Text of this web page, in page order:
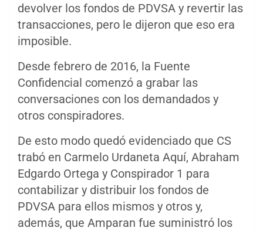
devolver los fondos de PDVSA y revertir las
transacciones, pero le dijeron que eso era
imposible.
Desde febrero de 2016, la Fuente
Confidencial comenzó a grabar las
conversaciones con los demandados y
otros conspiradores.
De esto modo quedó evidenciado que CS
trabó en Carmelo Urdaneta Aquí, Abraham
Edgardo Ortega y Conspirador 1 para
contabilizar y distribuir los fondos de
PDVSA para ellos mismos y otros y,
además, que Amparan fue suministró los